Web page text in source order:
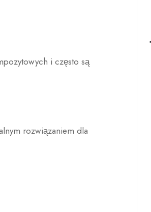
i często są
rozwiązaniem dla